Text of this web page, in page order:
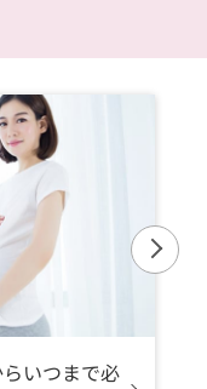
いつまで必